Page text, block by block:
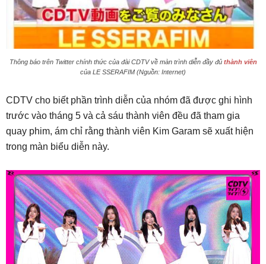
Thông báo trên Twitter chính thức của đài CDTV về màn trình diễn đầy đủ thành viên
của LE SSERAFIM (Nguồn: Internet)
CDTV cho biết phần trình diễn của nhóm đã được ghi hình
trước vào tháng 5 và cả sáu thành viên đều đã tham gia
quay phim, ám chỉ rằng thành viên Kim Garam sẽ xuất hiện
trong màn biểu diễn này.